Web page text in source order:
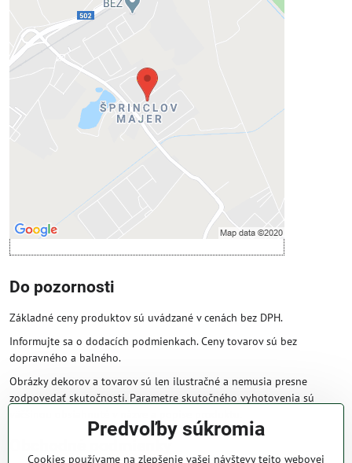
Externý obsah je blokovaný
Prajete si načítať externý obsah?
Povoliť tentokrát
Povoliť a zapamätať - súhlas s druhom
cookie: Funkčné
Otvoriť obsah v novom okne
Do pozornosti
Základné ceny produktov sú uvádzané v cenách bez DPH.
Informujte sa o dodacích podmienkach. Ceny tovarov sú bez
dopravného a balného.
Obrázky dekorov a tovarov sú len ilustračné a nemusia presne
zodpovedať skutočnosti. Parametre skutočného vyhotovenia sú
Obchodné podmienky
Predvoľby súkromia
Cookies používame na zlepšenie vašej návštevy tejto webovej